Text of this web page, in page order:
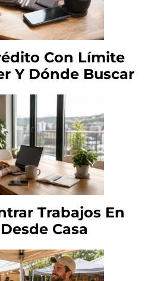
Con Límite
Y Dónde Buscar
Trabajos En
Casa